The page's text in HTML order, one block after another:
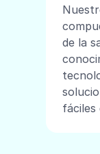
de la
fáciles